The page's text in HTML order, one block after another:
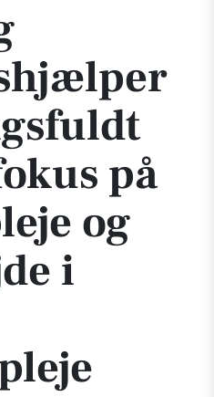
på
og
i